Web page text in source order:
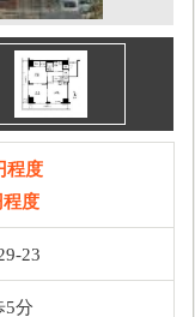
程度
程度
23
5分